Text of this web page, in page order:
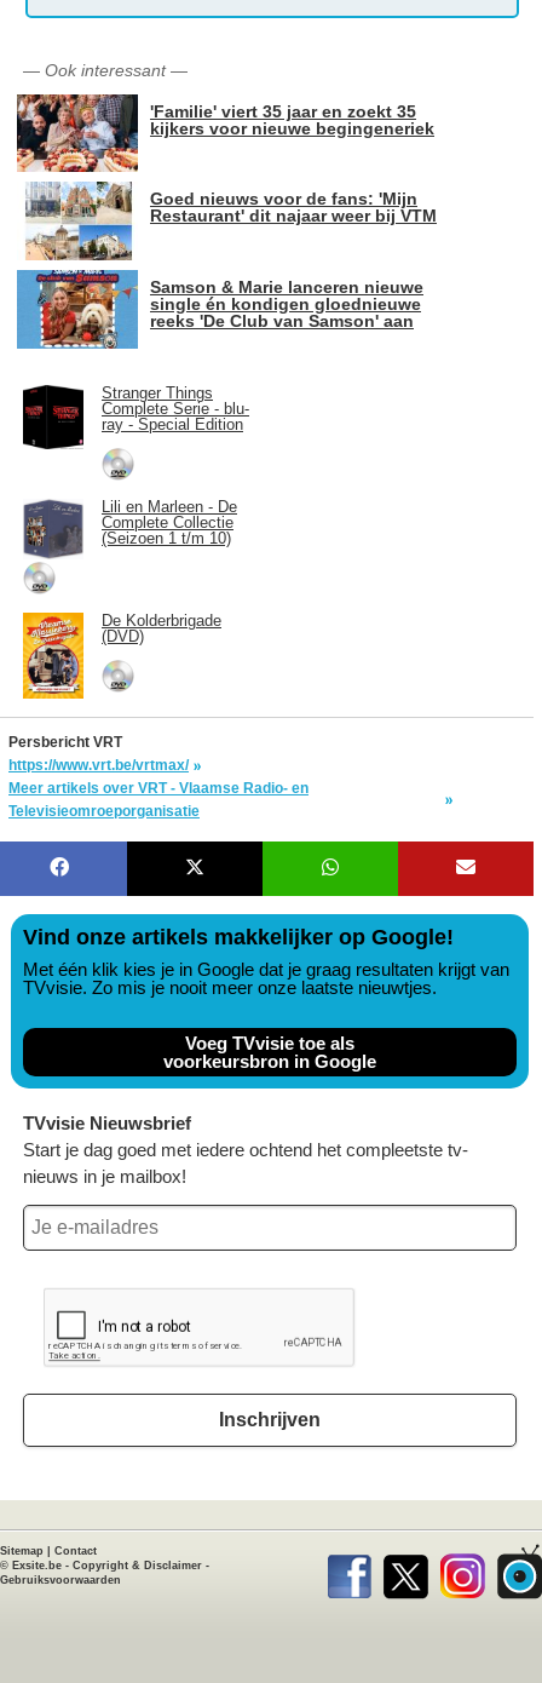
— Ook interessant—
'Familie' viert 35 jaar en zoekt 35
kijkers voor nieuwe begingeneriek
Goed nieuws voor de fans: 'Mijn
Restaurant' dit najaar weer bij VTM
Samson & Marie lanceren nieuwe
single én kondigen gloednieuwe
reeks 'De Club van Samson' aan
Stranger Things
Complete Serie - blu-
ray - Special Edition
Lili en Marleen - De
Complete Collectie
(Seizoen 1 t/m 10)
De Kolderbrigade
(DVD)
Persbericht VRT
https://www.vrt.be/vrtmax/
Meer artikels over VRT - Vlaamse Radio- en
Televisieomroeporganisatie
Vind onze artikels makkelijker op Google!
Met één klik kies je in Google dat je graag resultaten krijgt van
TVvisie. Zo mis je nooit meer onze laatste nieuwtjes.
Voeg TVvisie toe als
voorkeursbron in Google
TVvisie Nieuwsbrief
Start je dag goed met iedere ochtend het compleetste tv-
nieuws in je mailbox!
Inschrijven
Sitemap
Contact
© Exsite.be - Copyright & Disclaimer -
Gebruiksvoorwaarden